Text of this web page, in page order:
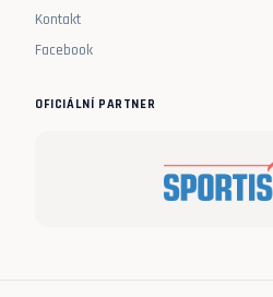
Kontakt
Facebook
OFICIÁLNÍ PARTNER